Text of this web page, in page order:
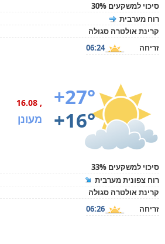
סיכוי למשקעים 30%
רוח מערבית
קרינת אולטרה סגולה
זריחה
06:24
+27°
+16°
, 16.08
מעונן
סיכוי למשקעים 33%
רוח צפונית מערבית
קרינת אולטרה סגולה
זריחה
06:26